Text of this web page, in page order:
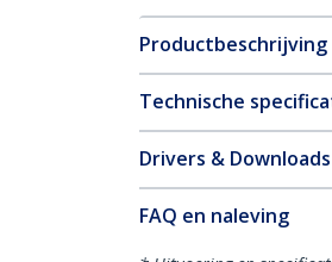
Productbeschrijving
Technische
Drivers & Downloads
FAQ en naleving